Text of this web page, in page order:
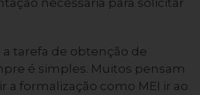
tarefa de obtenção de
é simples. Muitos pensam
a formalização como MEI ir ao